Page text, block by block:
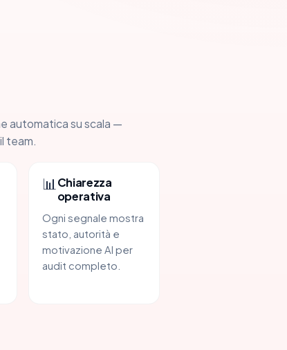
automatica su scala —
team.
📊 Chiarezza
operativa
Ogni segnale mostra
stato, autorità e
motivazione AI per
audit completo.